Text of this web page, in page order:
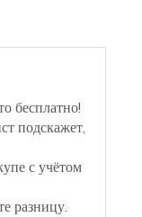
бесплатно!
подскажет,
с учётом
разницу.